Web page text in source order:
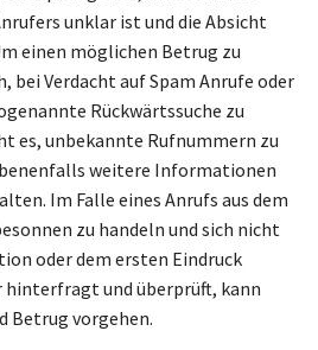
unklar ist und die Absicht
einen möglichen Betrug zu
bei Verdacht auf Spam Anrufe oder
Rückwärtssuche zu
es, unbekannte Rufnummern zu
weitere Informationen
Im Falle eines Anrufs aus dem
zu handeln und sich nicht
oder dem ersten Eindruck
hinterfragt und überprüft, kann
Betrug vorgehen.